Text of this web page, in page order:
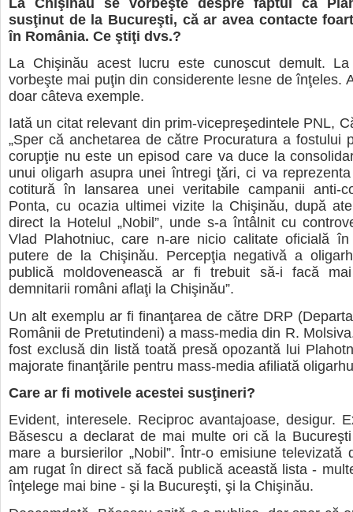
susţinut de la Bucureşti, că ar avea contacte
în România. Ce ştiţi dvs.?
La Chişinău acest lucru este cunoscut demult.
vorbeşte mai puţin din considerente lesne de înţeles.
doar câteva exemple.
Iată un citat relevant din prim-vicepreşedintele PNL,
„Sper că anchetarea de către Procuratura a fostului
corupţie nu este un episod care va duce la
unui oligarh asupra unei întregi ţări, ci va
cotitură în lansarea unei veritabile campanii anti-
Ponta, cu ocazia ultimei vizite la Chişinău, după
direct la Hotelul „Nobil”, unde s-a întâlnit cu
Vlad Plahotniuc, care n-are nicio calitate oficială
putere de la Chişinău. Percepţia negativă a
publică moldovenească ar fi trebuit să-i facă
demnitarii români aflaţi la Chişinău”.
Un alt exemplu ar fi finanţarea de către DRP
Românii de Pretutindeni) a mass-media din R.
fost exclusă din listă toată presă opozantă lui
majorate finanţările pentru mass-media afiliată
Care ar fi motivele acestei susţineri?
Evident, interesele. Reciproc avantajoase, desigur.
Băsescu a declarat de mai multe ori că la
mare a bursierilor „Nobil”. Într-o emisiune televizată
am rugat în direct să facă publică această lista -
înţelege mai bine - şi la Bucureşti, şi la Chişinău.